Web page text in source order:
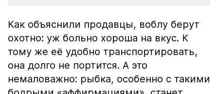
Как объяснили продавцы, воблу берут
охотно: уж больно хороша на вкус. К
тому же её удобно транспортировать,
она долго не портится. А это
немаловажно: рыбка, особенно с такими